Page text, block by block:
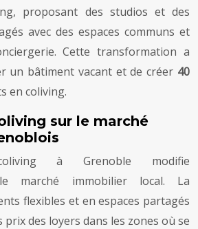
proposant des studios et des
avec des espaces communs et
Cette transformation a
un bâtiment vacant et de créer 40
en coliving.
sur le marché
à Grenoble modifie
le marché immobilier local. La
flexibles et en espaces partagés
prix des loyers dans les zones où se